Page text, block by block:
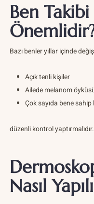
Ben
Bazı benler yıllar içinde
Açık tenli kişiler
Ailede melanom
Çok sayıda bene
düzenli kontrol yaptırmalıdır.
Nasıl